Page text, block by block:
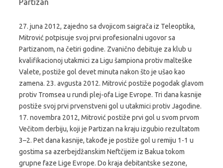
Partizan
27. juna 2012, zajedno sa dvojicom saigrača iz Teleoptika,
Mitrović potpisuje svoj prvi profesionalni ugovor sa
Partizanom, na četiri godine. Zvanično debituje za klub u
kvalifikacionoj utakmici za Ligu šampiona protiv malteške
Valete, postiže gol devet minuta nakon što je ušao kao
zamena. 23. avgusta 2012. Mitrović postiže pogodak glavom
protiv Tromsea u rundi plej-ofa Lige Evrope. Tri dana kasnije
postiže svoj prvi prvenstveni gol u utakmici protiv Jagodine.
17. novembra 2012, Mitrović postiže prvi gol u svom prvom
Večitom derbiju, koji je Partizan na kraju izgubio rezultatom
3–2. Pet dana kasnije, takođe je postiže gol u remiju 1-1 u
gostima sa azerbejdžanskim Neftčijem iz Bakua tokom
grupne faze Lige Evrope. Do kraja debitantske sezone,